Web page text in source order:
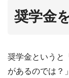
奨学金
奨学金というと
があるのでは？